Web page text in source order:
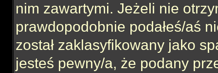
nim zawartymi. Jeżeli nie
prawdopodobnie podałeś/aś
został zaklasyfikowany jako
jesteś pewny/a, że podany